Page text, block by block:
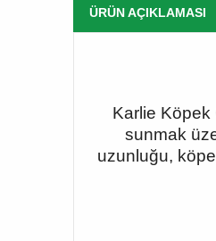
ÜRÜN AÇIKLAMASI
Karlie Köpek
sunmak
uzunluğu,